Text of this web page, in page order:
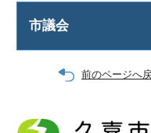
市議会
前のページへ